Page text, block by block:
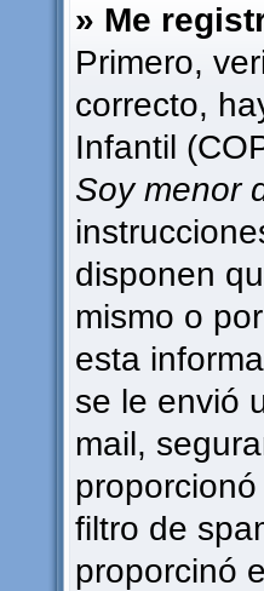
» Me
Primero,
correcto,
Infantil
Soy menor
disponen
mismo o
esta
se le envió
mail,
filtro de
proporcinó